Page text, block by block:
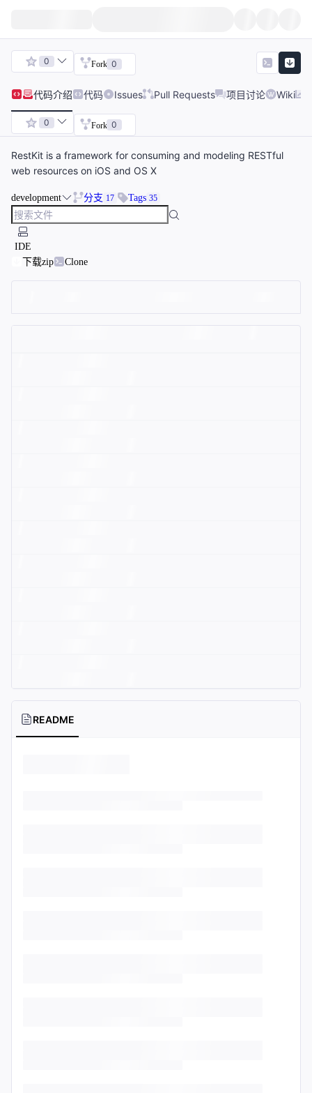
0 Fork 0
代码介绍 代码 Issues Pull Requests 项目讨论 Wiki
0 Fork 0
RestKit is a framework for consuming and modeling RESTful
web resources on iOS and OS X
development 分支 17 Tags 35
IDE
下载zip
Clone
README